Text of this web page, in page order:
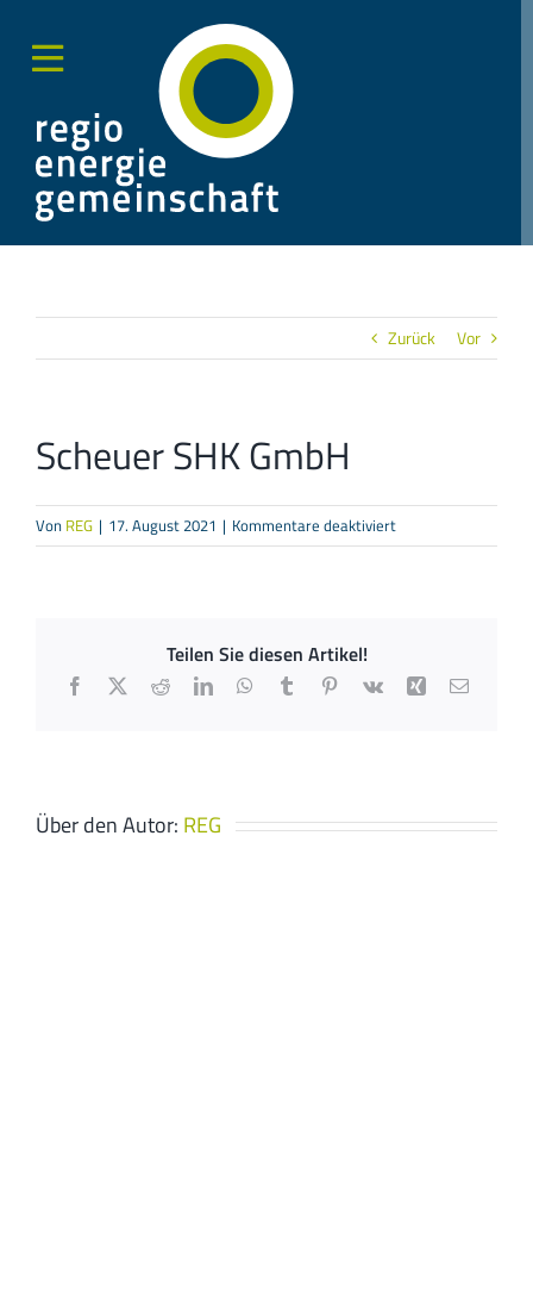
Inhalt
springen
Zurück Vor
Scheuer SHK GmbH
Von REG | 17. August 2021 | Kommentare deaktiviertfür
Scheuer
Teilen Sie diesen Artikel!
Facebook
X RedditLinkedInWhatsApp
TumblrPinterest
Vk Xing E-
Über den Autor: REG
Sliding